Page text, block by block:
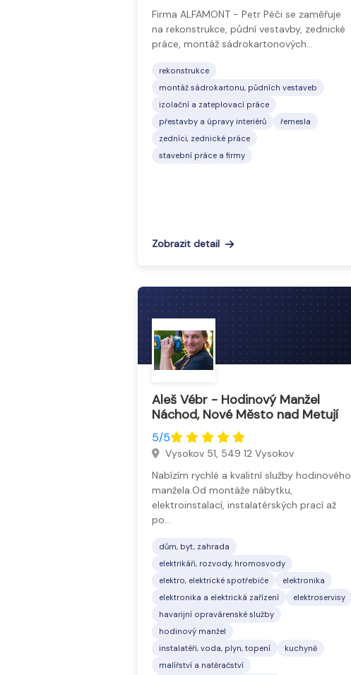
Firma ALFAMONT - Petr Péči se zaměřuje
na rekonstrukce, půdní vestavby, zednické
práce, montáž sádrokartonových…
rekonstrukce
montáž sádrokartonu, půdních vestaveb
izolační a zateplovací práce
přestavby a úpravy interiérů
řemesla
zedníci, zednické práce
stavební práce a firmy
Zobrazit detail
Aleš Vébr - Hodinový Manžel
Náchod, Nové Město nad Metují
5/5
Vysokov 51, 549 12 Vysokov
Nabízím rychlé a kvalitní služby hodinového
manžela.Od montáže nábytku,
elektroinstalací, instalatérských prací až
po…
dům, byt, zahrada
elektrikáři, rozvody, hromosvody
elektro, elektrické spotřebiče
elektronika
elektronika a elektrická zařízení
elektroservisy
havarijní opravárenské služby
hodinový manžel
instalatéři, voda, plyn, topení
kuchyně
malířství a natěračství